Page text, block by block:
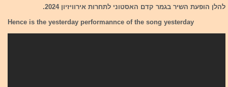
להלן הופעת השיר בגמר קדם האסטוני לתחרות אירוויזיון 2024.
Hence is the yesterday performannce of the song yesterday